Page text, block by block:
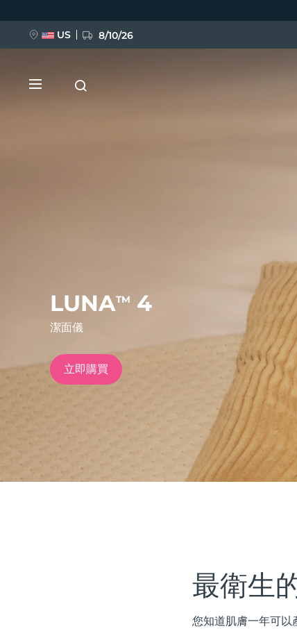
LUNATM 4
潔面儀
立即購買
最衛生
您知道肌膚一年可以
US 8/10/26
issa™ Teeth Whitening Set
FAQ™ Dual LED Panel
熱門產品